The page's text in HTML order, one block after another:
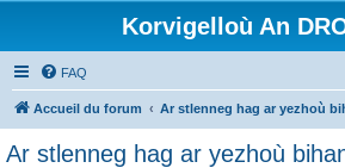
Korvigelloù An
FAQ
Accueil du forum Ar stlenneg hag ar yezhoù
Ar stlenneg hag ar yezhoù